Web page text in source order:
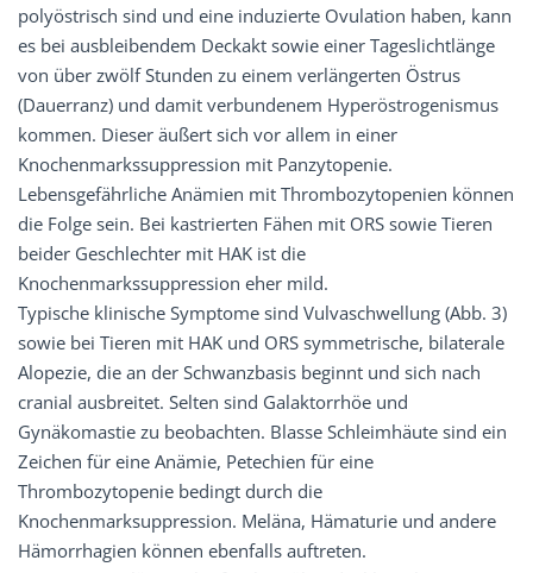
polyöstrisch sind und eine induzierte Ovulation haben, kann
es bei ausbleibendem Deckakt sowie einer Tageslichtlänge
von über zwölf Stunden zu einem verlängerten Östrus
(Dauerranz) und damit verbundenem Hyperöstrogenismus
kommen. Dieser äußert sich vor allem in einer
Knochenmarkssuppression mit Panzytopenie.
Lebensgefährliche Anämien mit Thrombozytopenien können
die Folge sein. Bei kastrierten Fähen mit ORS sowie Tieren
beider Geschlechter mit HAK ist die
Knochenmarkssuppression eher mild.
Typische klinische Symptome sind Vulvaschwellung (Abb. 3)
sowie bei Tieren mit HAK und ORS symmetrische, bilaterale
Alopezie, die an der Schwanzbasis beginnt und sich nach
cranial ausbreitet. Selten sind Galaktorrhöe und
Gynäkomastie zu beobachten. Blasse Schleimhäute sind ein
Zeichen für eine Anämie, Petechien für eine
Thrombozytopenie bedingt durch die
Knochenmarksuppression. Meläna, Hämaturie und andere
Hämorrhagien können ebenfalls auftreten.